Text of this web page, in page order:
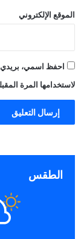
الموقع الإلكتروني
احفظ اسمي، بريدي
لاستخدامها المرة
الطقس